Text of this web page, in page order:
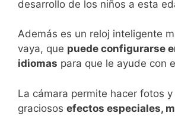
desarrollo de los niños a esta
Además es un reloj inteligente
vaya, que puede configurarse
idiomas para que le ayude con
La cámara permite hacer fotos
graciosos efectos especiales,